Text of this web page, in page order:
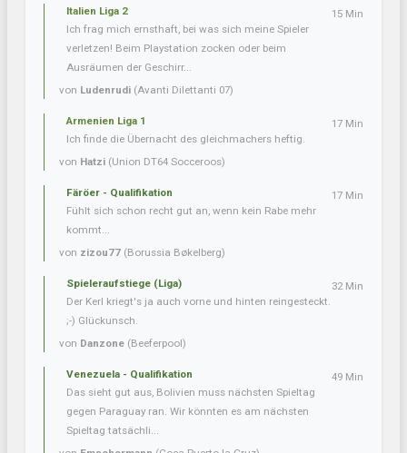
Italien Liga 2
Ich frag mich ernsthaft, bei was sich meine Spieler
verletzen! Beim Playstation zocken oder beim
Ausräumen der Geschirr...
von Ludenrudi (Avanti Dilettanti 07)
15 Min
Armenien Liga 1
Ich finde die Übernacht des gleichmachers heftig.
von Hatzi (Union DT64 Socceroos)
17 Min
Färöer - Qualifikation
Fühlt sich schon recht gut an, wenn kein Rabe mehr
kommt...
von zizou77 (Borussia Bøkelberg)
17 Min
Spieleraufstiege (Liga)
Der Kerl kriegt's ja auch vorne und hinten reingesteckt.
;-) Glückunsch.
von Danzone (Beeferpool)
32 Min
Venezuela - Qualifikation
Das sieht gut aus, Bolivien muss nächsten Spieltag
gegen Paraguay ran. Wir könnten es am nächsten
Spieltag tatsächli...
49 Min